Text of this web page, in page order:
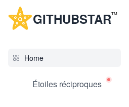
GITHUBSTARTM
Home
Étoiles réciproques